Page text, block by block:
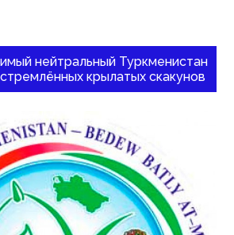
нейтральный Туркменистан
крылатых скакунов